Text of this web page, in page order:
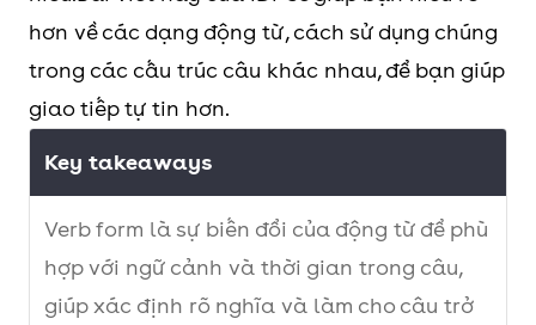
hơn về các dạng động từ, cách sử dụng chúng
trong các cấu trúc câu khác nhau, để bạn giúp
giao tiếp tự tin hơn.
Key takeaways
Verb form là sự biến đổi của động từ để phù
hợp với ngữ cảnh và thời gian trong câu,
giúp xác định rõ nghĩa và làm cho câu trở